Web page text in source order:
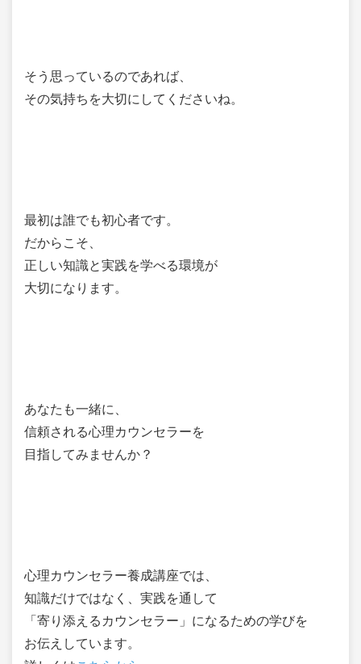
そう思っているのであれば、
その気持ちを大切にしてくださいね。
最初は誰でも初心者です。
だからこそ、
正しい知識と実践を学べる環境が
大切になります。
あなたも一緒に、
信頼される心理カウンセラーを
目指してみませんか？
心理カウンセラー養成講座では、
知識だけではなく、実践を通して
「寄り添えるカウンセラー」になるための学びを
お伝えしています。